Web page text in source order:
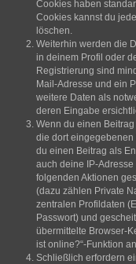
Cookies haben
Cookies kannst du
löschen.
Weiterhin werden die
in deinem Profil oder
Registrierung sind
Mail-Adresse und ein
weitere Daten als
deren Eingabe
Wenn du einen
die dort
du einen Beitrag als
auch deine IP-
folgenden Aktionen
(dazu zählen Private
zentralen Profildaten
Passwort) und
übermittelte Browser-
ist online?“-Funktion
Schließlich erfordern